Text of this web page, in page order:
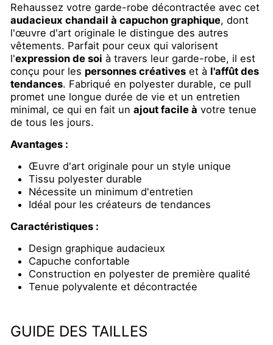
Rehaussez votre garde-robe décontractée avec cet
audacieux chandail à capuchon graphique, dont
l'œuvre d'art originale le distingue des autres
vêtements. Parfait pour ceux qui valorisent
l'expression de soi à travers leur garde-robe, il est
conçu pour les personnes créatives et à l'affût des
tendances. Fabriqué en polyester durable, ce pull
promet une longue durée de vie et un entretien
minimal, ce qui en fait un ajout facile à votre tenue
de tous les jours.
Avantages :
Œuvre d'art originale pour un style unique
Tissu polyester durable
Nécessite un minimum d'entretien
Idéal pour les créateurs de tendances
Caractéristiques :
Design graphique audacieux
Capuche confortable
Construction en polyester de première qualité
Tenue polyvalente et décontractée
GUIDE DES TAILLES